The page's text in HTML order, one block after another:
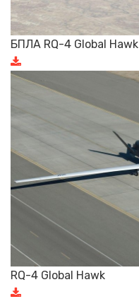
БПЛА RQ-4 Global Hawk
RQ-4 Global Hawk